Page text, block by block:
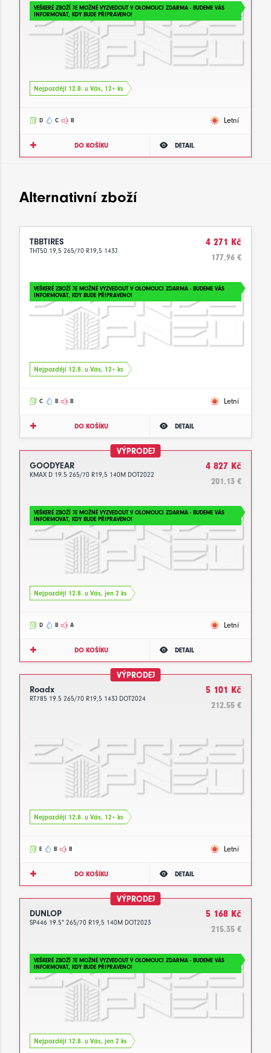
VEŠKERÉ ZBOŽÍ JE MOŽNÉ VYZVEDOUT V OLOMOUCI ZDARMA - BUDEME VÁS
INFORMOVAT, KDY BUDE PŘIPRAVENO!
Nejpozději 12.8. u Vás, 12+ ks
D C B Letní
DO KOŠÍKU DETAIL
Alternativní zboží
TBBTIRES
THT50 19,5 265/70 R19,5 143J
4 271 Kč
177.96 €
VEŠKERÉ ZBOŽÍ JE MOŽNÉ VYZVEDOUT V OLOMOUCI ZDARMA - BUDEME VÁS
INFORMOVAT, KDY BUDE PŘIPRAVENO!
Nejpozději 12.8. u Vás, 12+ ks
C B B Letní
DO KOŠÍKU DETAIL
VÝPRODEJ
GOODYEAR
KMAX D 19.5 265/70 R19,5 140M DOT2022
4 827 Kč
201.13 €
VEŠKERÉ ZBOŽÍ JE MOŽNÉ VYZVEDOUT V OLOMOUCI ZDARMA - BUDEME VÁS
INFORMOVAT, KDY BUDE PŘIPRAVENO!
Nejpozději 12.8. u Vás, jen 2 ks
D B A Letní
DO KOŠÍKU DETAIL
VÝPRODEJ
Roadx
RT785 19.5 265/70 R19,5 143J DOT2024
5 101 Kč
212.55 €
Nejpozději 12.8. u Vás, 12+ ks
E B B Letní
DO KOŠÍKU DETAIL
VÝPRODEJ
DUNLOP
SP446 19.5" 265/70 R19,5 140M DOT2023
5 168 Kč
215.35 €
VEŠKERÉ ZBOŽÍ JE MOŽNÉ VYZVEDOUT V OLOMOUCI ZDARMA - BUDEME VÁS
INFORMOVAT, KDY BUDE PŘIPRAVENO!
Nejpozději 12.8. u Vás, jen 2 ks